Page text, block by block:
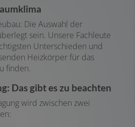
Die Auswahl der
sein. Unsere Fachleute
Unterschieden und
Heizkörper für das
finden.
Das gibt es zu beachten
wird zwischen zwei